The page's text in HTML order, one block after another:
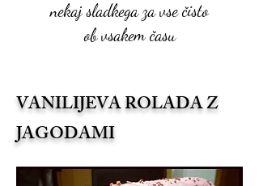
nekaj sladkega za vse čisto
ob vsakem času
VANILIJEVA ROLADA Z
JAGODAMI